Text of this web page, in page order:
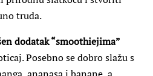
truda.
dodatak “smoothiejima”
Posebno se dobro slažu s
ananasa i banane, a